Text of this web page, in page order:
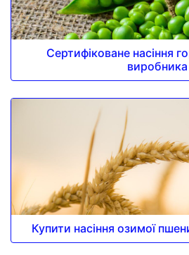
Сертифіковане насіння
виробника
Купити насіння озимої